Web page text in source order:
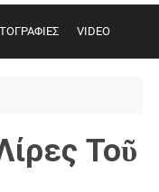
VIDEO
Τοῦ